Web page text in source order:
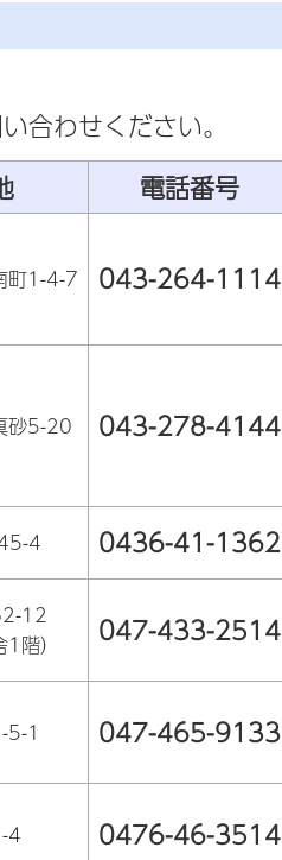
合わせください。
電話番号
町1-4-7 043-264-1114
砂5-20 043-278-4144
4 0436-41-1362
12
階）
047-433-2514
5-1 047-465-9133
4 0476-46-3514